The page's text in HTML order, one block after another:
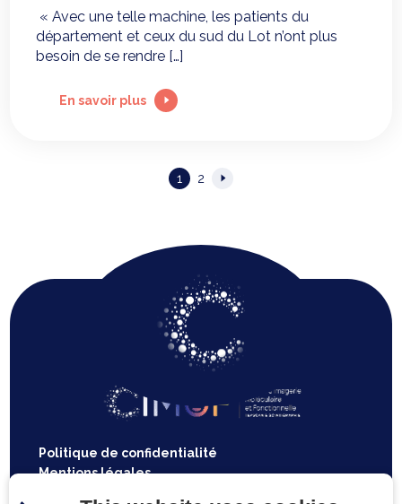
« Avec une telle machine, les patients du
département et ceux du sud du Lot n’ont plus
besoin de se rendre […]
En savoir plus
1 2
Politique de confidentialité
Mentions légales